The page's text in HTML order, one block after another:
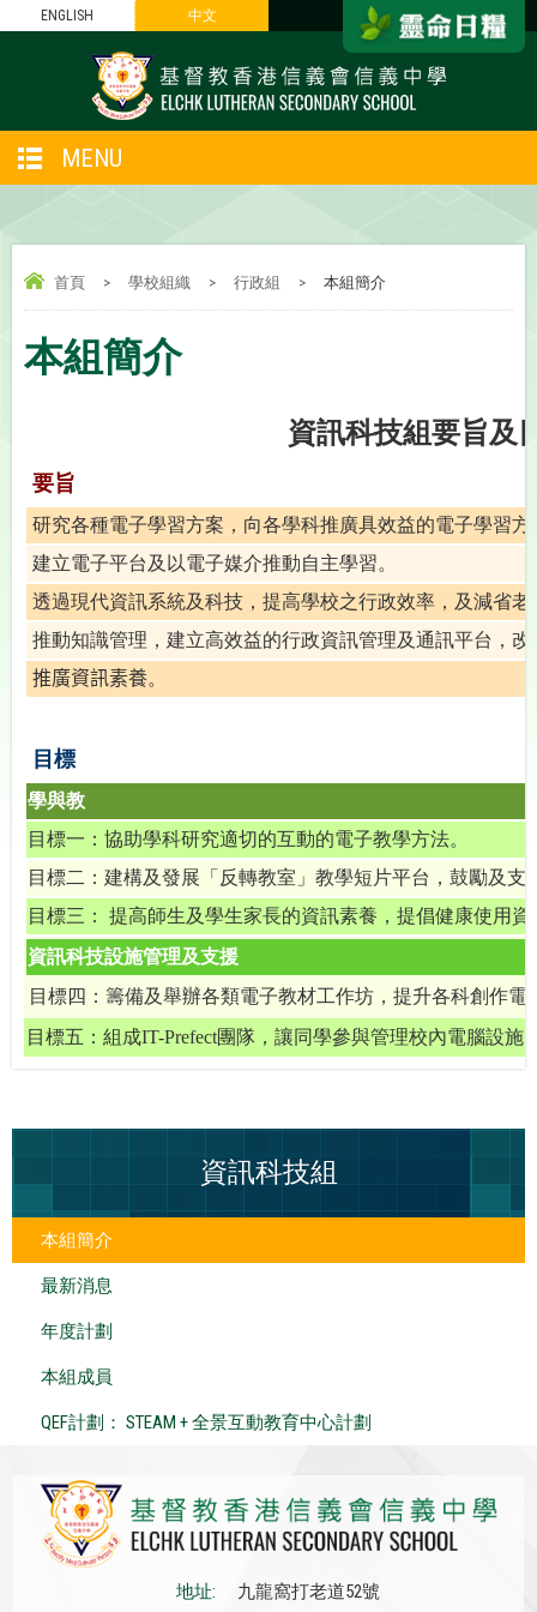
ENGLISH 中文
MENU
首頁 > 學校組織 > 行政組 > 本組簡介
本組簡介
資訊科技組要旨及
要旨
研究各種電子學習方案，向各學科推廣具效益的電子學習方
建立電子平台及以電子媒介推動自主學習。
透過現代資訊系統及科技， 提高學校之行政效率，及減省老
推動知識管理，建立高效益的行政資訊管理及通訊平台，
推廣資訊素養。
目標
學與教
目標一： 協助學科研究適切的互動的電子教學方法。
目標二：建構及發展 「反轉教室」教學短片平台，鼓勵及支
目標三：
提高師生及學生家長的資訊素養，提倡健康使用
資訊科技設施管理及支援
目標四：籌備及舉辦各類電子教材工作坊，提升各科創作電
目標五： 組成IT-Prefect團隊，讓同學參與管理校內電腦設施
資訊科技組
本組簡介
最新消息
年度計劃
本組成員
QEF計劃： STEAM + 全景互動教育中心計劃
地址: 九龍窩打老道52號